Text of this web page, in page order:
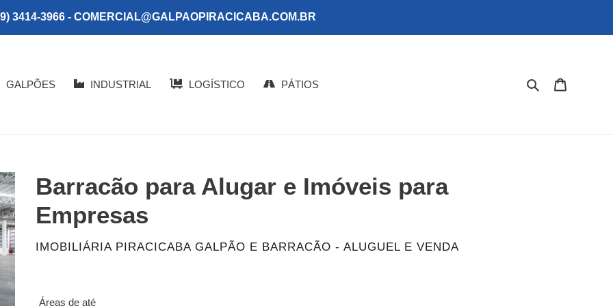
3414-3966 - COMERCIAL@GALPAOPIRACICABA.COM.BR
GALPÕES INDUSTRIAL LOGÍSTICO PÁTIOS Pesquisar -
Barracão para Alugar e Imóveis para
Empresas
FORNECEDOR
IMOBILIÁRIA PIRACICABA GALPÃO E BARRACÃO - ALUGUEL E VENDA
Áreas de até